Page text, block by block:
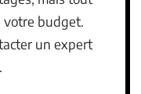
votre budget.
un expert